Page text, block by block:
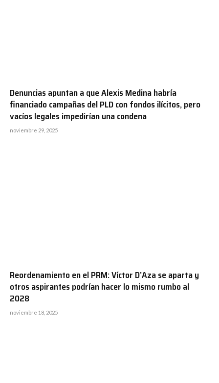
Denuncias apuntan a que Alexis Medina habría
financiado campañas del PLD con fondos ilícitos, pero
vacíos legales impedirían una condena
noviembre 29, 2025
Reordenamiento en el PRM: Víctor D’Aza se aparta y
otros aspirantes podrían hacer lo mismo rumbo al
2028
noviembre 18, 2025